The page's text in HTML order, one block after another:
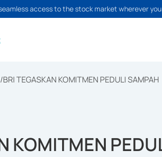
access to the stock market wherever
/BRI TEGASKAN KOMITMEN PEDULI SAMPAH
KOMITMEN